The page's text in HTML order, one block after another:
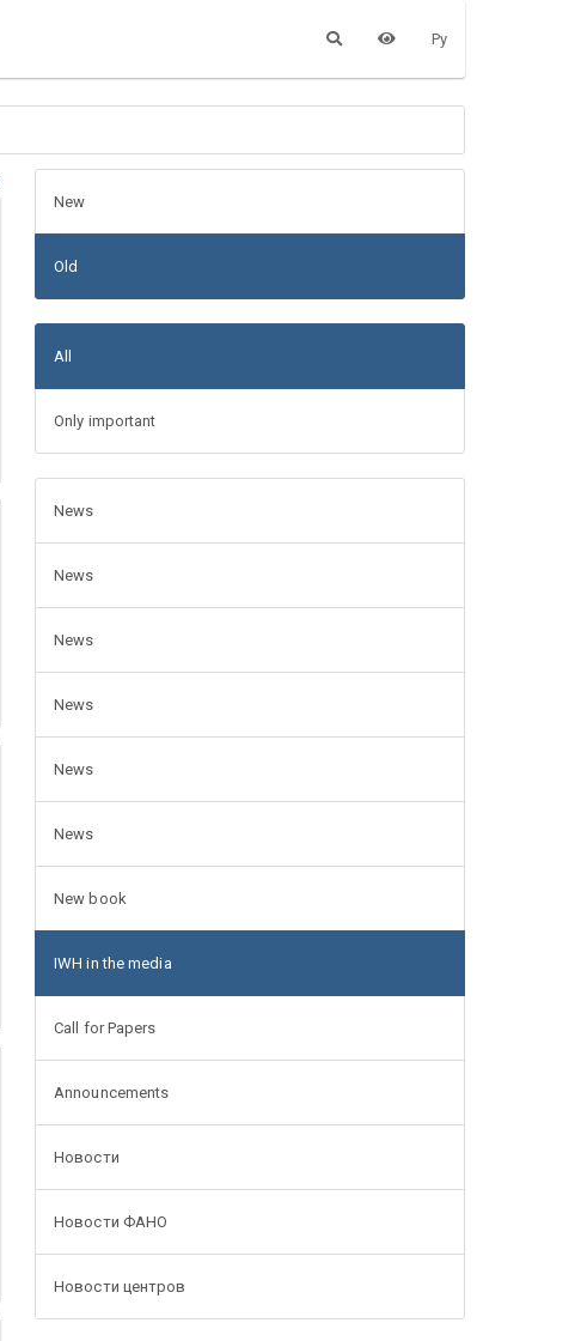
Ру
New
Old
All
Only important
News
News
News
News
News
News
New book
IWH in the media
Call for Papers
Announcements
Новости
Новости ФАНО
Новости центров